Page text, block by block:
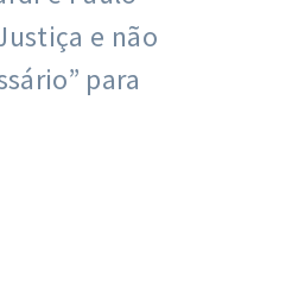
e não
para